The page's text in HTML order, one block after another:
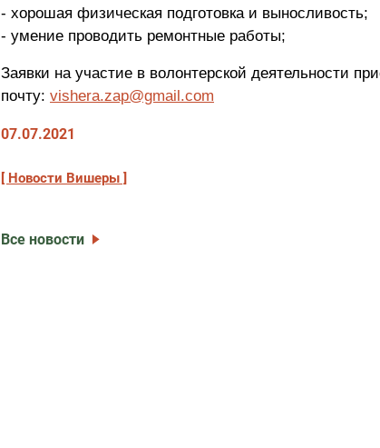
- хорошая физическая подготовка и выносливость;
- умение проводить ремонтные работы;
Заявки на участие в волонтерской деятельности
почту: vishera.zap@gmail.com
07.07.2021
Новости Вишеры
Все новости